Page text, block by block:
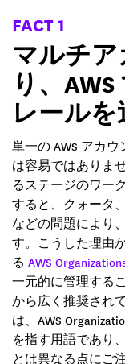
FACT 1
マルチ
り、
レールを
単一の AWS アカ
は容易ではありま
るステージのワー
すると、クォータ
などの問題により
す。こうした理由
る AWS
一元的に管理する
から広く推奨され
は、AWS
を指す用語であり
とは異なる点にご